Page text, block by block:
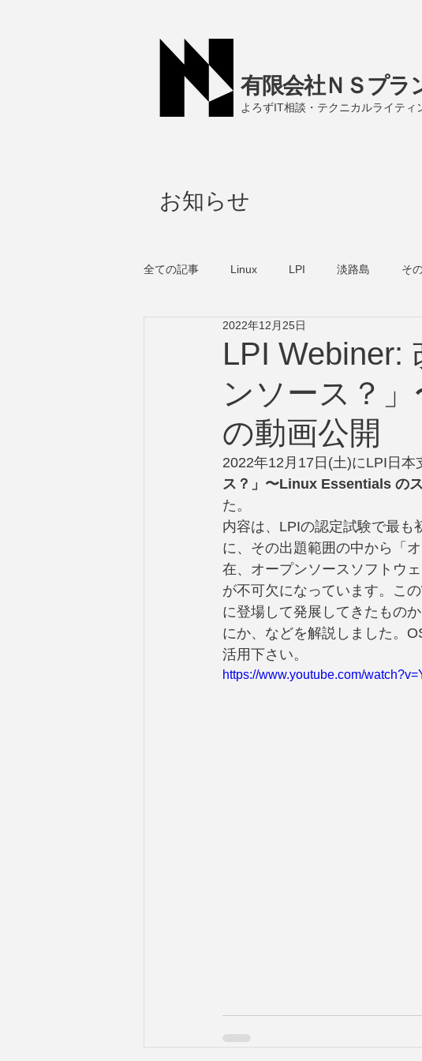
有限会社ＮＳプラ
よろずIT相談・テクニカルライティ
お知らせ
全ての記事 Linux LPI 淡路島 そ
LPI Webiner:
ンソース？
の動画公開
2022年12月25日
2022年12月17日(土)にLPI日本
ス？」〜Linux Essentials の
た。
内容は、LPIの認定試験で最も
に、その出題範囲の中から「
在、オープンソースソフトウ
が不可欠になっています。こ
に登場して発展してきたもの
にか、などを解説しました。
活用下さい。
https://www.youtube.com/